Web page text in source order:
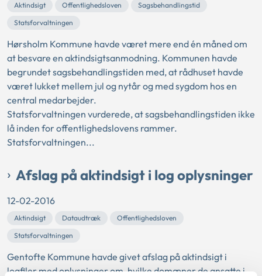
Aktindsigt Offentlighedsloven
Sagsbehandlingstid
Statsforvaltningen
Hørsholm Kommune havde været mere end én måned om
at besvare en aktindsigtsanmodning. Kommunen havde
begrundet sagsbehandlingstiden med, at rådhuset havde
været lukket mellem jul og nytår og med sygdom hos en
central medarbejder.
Statsforvaltningen vurderede, at sagsbehandlingstiden ikke
lå inden for offentlighedslovens rammer.
Statsforvaltningen...
Afslag på aktindsigt i log oplysninger
12-02-2016
Aktindsigt Dataudtræk
Offentlighedsloven
Statsforvaltningen
Gentofte Kommune havde givet afslag på aktindsigt i
logfiler med oplysninger om, hvilke domæner de ansatte i